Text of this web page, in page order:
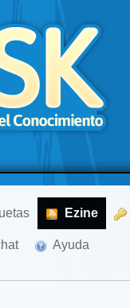
Ezine
Ayuda